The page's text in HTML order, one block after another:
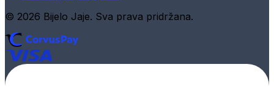
© 2026 Bijelo Jaje. Sva prava pridržana.